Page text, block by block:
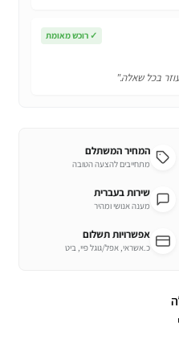
✓ רוכש מאומת
בכל שאלה."
המחיר המשתלם
מתחייבים להצעה הטובה
שירות בעברית
מענה אנושי ומהיר
אפשרויות תשלום
כ.אשראי, אפל/גוגל פיי, ביט